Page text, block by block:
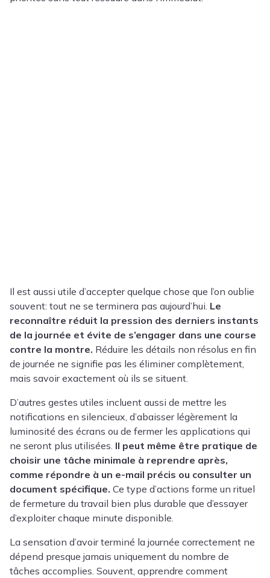
Il est aussi utile d’accepter quelque chose que l’on oublie
souvent: tout ne se terminera pas aujourd’hui. Le
reconnaître réduit la pression des derniers instants
de la journée et évite de s’engager dans une course
contre la montre. Réduire les détails non résolus en fin
de journée ne signifie pas les éliminer complètement,
mais savoir exactement où ils se situent.
D’autres gestes utiles incluent aussi de mettre les
notifications en silencieux, d’abaisser légèrement la
luminosité des écrans ou de fermer les applications qui
ne seront plus utilisées. Il peut même être pratique de
choisir une tâche minimale à reprendre après,
comme répondre à un e-mail précis ou consulter un
document spécifique. Ce type d’actions forme un rituel
de fermeture du travail bien plus durable que d’essayer
d’exploiter chaque minute disponible.
La sensation d’avoir terminé la journée correctement ne
dépend presque jamais uniquement du nombre de
tâches accomplies. Souvent, apprendre comment